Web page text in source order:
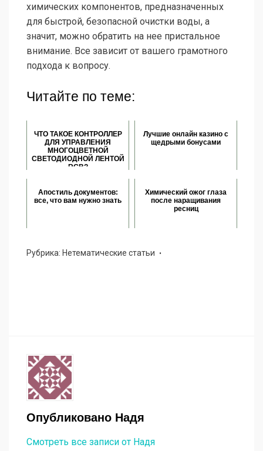
химических компонентов, предназначенных
для быстрой, безопасной очистки воды, а
значит, можно обратить на нее пристальное
внимание. Все зависит от вашего грамотного
подхода к вопросу.
Читайте по теме:
ЧТО ТАКОЕ КОНТРОЛЛЕР
ДЛЯ УПРАВЛЕНИЯ
МНОГОЦВЕТНОЙ
СВЕТОДИОДНОЙ ЛЕНТОЙ
RGB?
Лучшие онлайн казино с
щедрыми бонусами
Апостиль документов:
все, что вам нужно знать
Химический ожог глаза
после наращивания
ресниц
Рубрика: Нетематические статьи
Опубликовано Надя
Смотреть все записи от Надя